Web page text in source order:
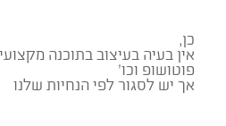
כן,
אין בעיה בעיצוב בתוכנה
פוטושופ וכו’
אך יש לסגור לפי הנחיות שלנו